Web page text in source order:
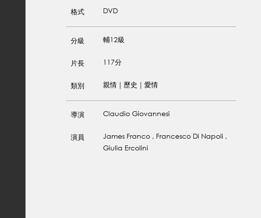
格式 DVD
分級 輔12級
片長 117分
類別 親情｜歷史｜愛情
導演 Claudio Giovannesi
演員
James Franco , Francesco Di Napoli ,
Giulia Ercolini